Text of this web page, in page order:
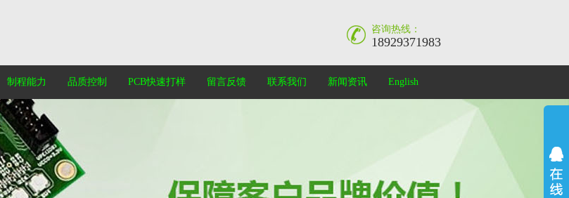
咨询热线：
18929371983
制程能力 品质控制 PCB快速打样 留言反馈 联系我们 新闻资讯 English